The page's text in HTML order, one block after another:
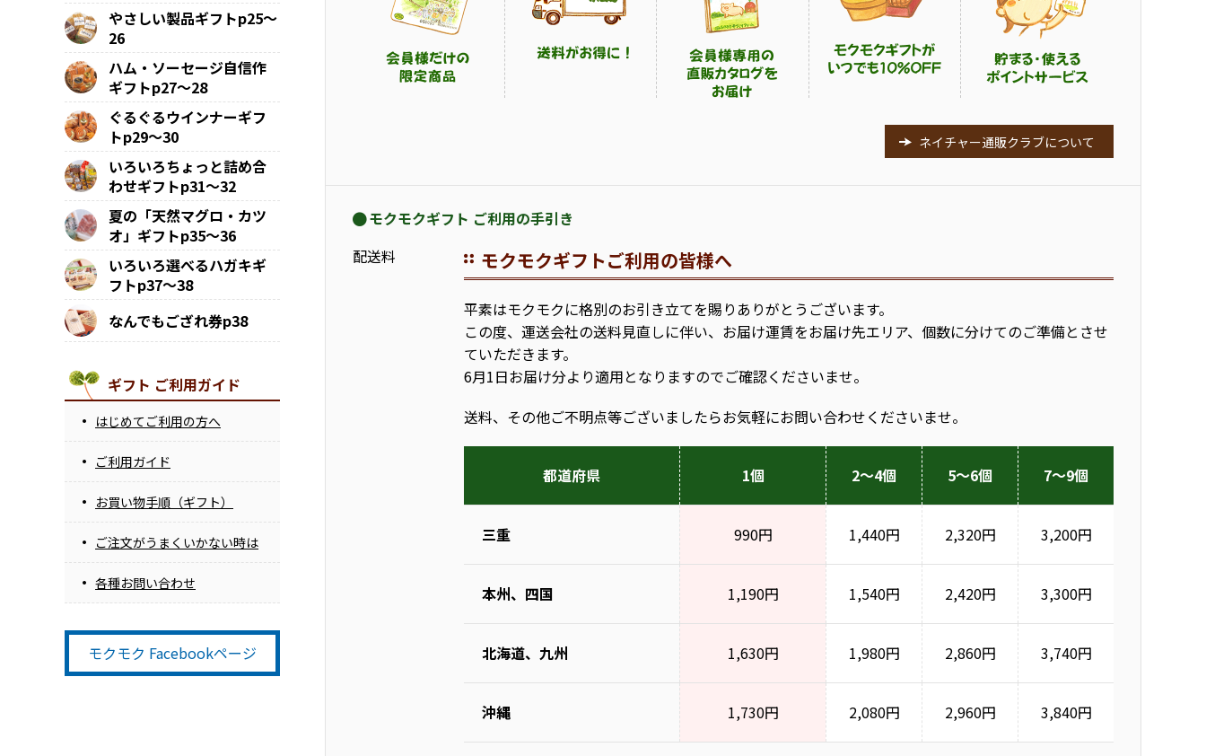
やさしい製品ギフトp25～
26
ハム・ソーセージ自信作
ギフトp27～28
ぐるぐるウインナーギフ
トp29～30
いろいろちょっと詰め合
わせギフトp31～32
夏の「天然マグロ・カツ
オ」ギフトp35～36
いろいろ選べるハガキギ
フトp37～38
なんでもござれ券p38
ギフト ご利用ガイド
はじめてご利用の方へ
ご利用ガイド
お買い物手順（ギフト）
ご注文がうまくいかない時は
各種お問い合わせ
モクモク Facebookページ
ネイチャー通販クラブについて
モクモクギフト ご利用の手引き
配送料
モクモクギフトご利用の皆様へ
平素はモクモクに格別のお引き立てを賜りありがとうございます。
この度、運送会社の送料見直しに伴い、お届け運賃をお届け先エリア、個数に分けてのご準備とさせ
ていただきます。
6月1日お届け分より適用となりますのでご確認くださいませ。
送料、その他ご不明点等ございましたらお気軽にお問い合わせくださいませ。
都道府県 1個 2～4個 5～6個 7～9個
三重 990円 1,440円 2,320円 3,200円
本州、四国 1,190円 1,540円 2,420円 3,300円
北海道、九州 1,630円 1,980円 2,860円 3,740円
沖縄 1,730円 2,080円 2,960円 3,840円